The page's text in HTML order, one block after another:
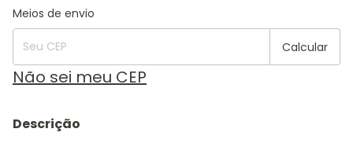
Entregas para o CEP:
Meios de envio
Calcular
Não sei meu CEP
Descrição